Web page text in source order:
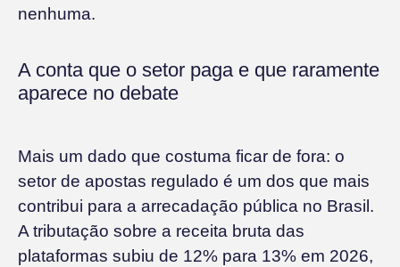
nenhuma.
A conta que o setor paga e que raramente
aparece no debate
Mais um dado que costuma ficar de fora: o
setor de apostas regulado é um dos que mais
contribui para a arrecadação pública no Brasil.
A tributação sobre a receita bruta das
plataformas subiu de 12% para 13% em 2026,